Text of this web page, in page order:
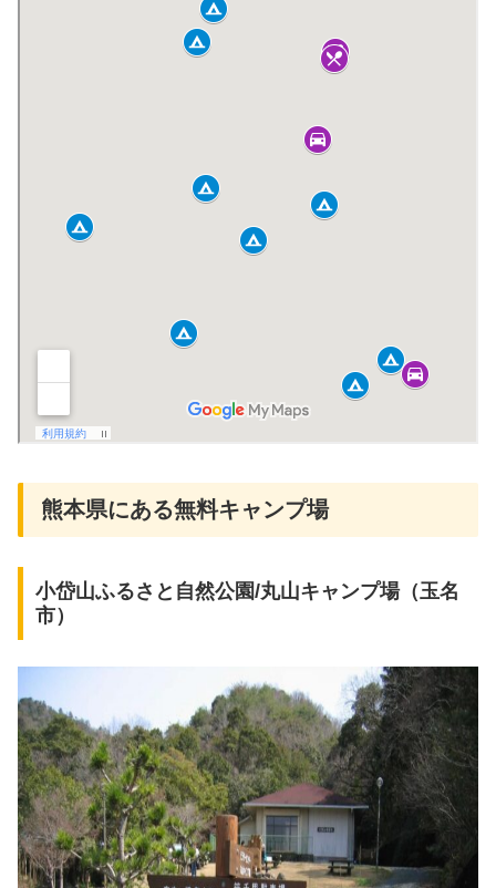
熊本県にある無料キャンプ場
小岱山ふるさと自然公園/丸山キャンプ場（玉名
市）